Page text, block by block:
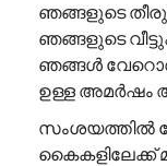
ഞങ്ങളുടെ
ഞങ്ങളുടെ
ഞങ്ങൾ
ഉള്ള അമർഷം
സംശയത്തിൽ
കൈകളിലേക്ക്